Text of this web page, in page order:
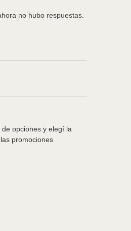
no hubo respuestas.
opciones y elegí la
promociones